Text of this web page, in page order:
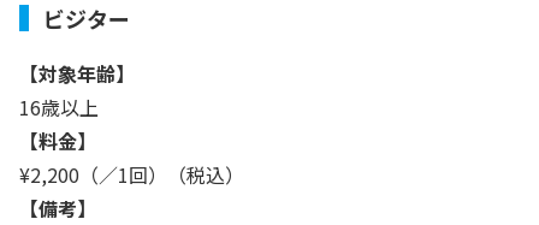
ビジター
【対象年齢】
16歳以上
【料金】
¥2,200（／1回）（税込）
【備考】